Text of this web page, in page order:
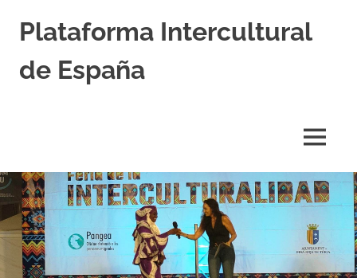
Plataforma Intercultural
de España
MENÚ